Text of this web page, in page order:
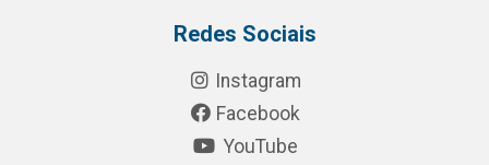
Redes Sociais
Instagram
Facebook
YouTube